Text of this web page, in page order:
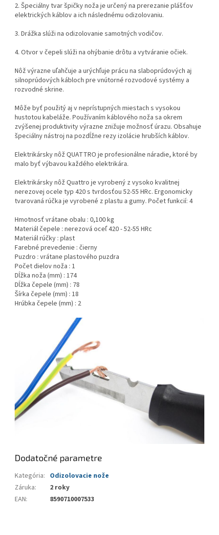
2. Špeciálny tvar špičky noža je určený na prerezanie plášťov
elektrických káblov a ich následnému odizolovaniu.
3. Drážka slúži na odizolovanie samotných vodičov.
4. Otvor v čepeli slúži na ohýbanie drôtu a vytváranie očiek.
Nôž výrazne uľahčuje a urýchľuje prácu na slaboprúdových aj
silnoprúdových kábloch pre vnútorné rozvodové systémy a
rozvodné skrine.
Môže byť použitý aj v neprístupných miestach s vysokou
hustotou kabeláže. Používaním káblového noža sa okrem
zvýšenej produktivity výrazne znižuje možnosť úrazu. Obsahuje
špeciálny nástroj na pozdĺžne rezy izolácie hrubších káblov.
Elektrikársky nôž QUATTRO je profesionálne náradie, ktoré by
malo byť výbavou každého elektrikára.
Elektrikársky nôž Quattro je vyrobený z vysoko kvalitnej
nerezovej ocele typ 420 s tvrdosťou 52-55 HRc. Ergonomicky
tvarovaná rúčka je vyrobené z plastu a gumy. Počet funkcií: 4
Hmotnosť vrátane obalu : 0,100 kg
Materiál čepele : nerezová oceľ 420 - 52-55 HRc
Materiál rúčky : plast
Farebné prevedenie : čierny
Puzdro : vrátane plastového puzdra
Počet dielov noža : 1
Dĺžka noža (mm) : 174
Dĺžka čepele (mm) : 78
Šírka čepele (mm) : 18
Hrúbka čepele (mm) : 2
Dodatočné parametre
Kategória: Odizolovacie nože
Záruka:
2 roky
EAN: 8590710007533